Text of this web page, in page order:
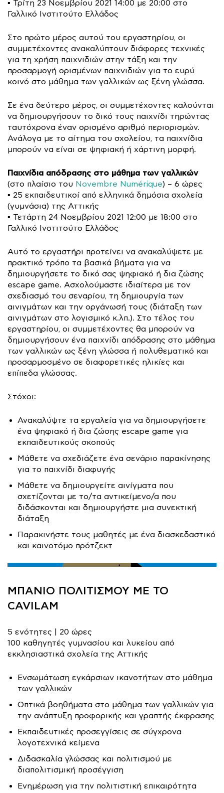
▪️ Τρίτη 23 Νοεμβρίου 2021 14:00 με 20:00 στο
Γαλλικό Ινστιτούτο Ελλάδος
Στο πρώτο μέρος αυτού του εργαστηρίου, οι
συμμετέχοντες ανακαλύπτουν διάφορες τεχνικές
για τη χρήση παιχνιδιών στην τάξη και την
προσαρμογή ορισμένων παιχνιδιών για το ευρύ
κοινό στο μάθημα των γαλλικών ως ξένη γλώσσα.
Σε ένα δεύτερο μέρος, οι συμμετέχοντες καλούνται
να δημιουργήσουν το δικό τους παιχνίδι τηρώντας
ταυτόχρονα έναν ορισμένο αριθμό περιορισμών.
Ανάλογα με το αίτημα του σχολείου, τα παιχνίδια
μπορούν να είναι σε ψηφιακή ή χάρτινη μορφή.
Παιχνίδια απόδρασης στο μάθημα των γαλλικών
(στο πλαίσιο του Novembre Numérique) – 6 ώρες
▪️ 25 εκπαιδευτικοί από ελληνικά δημόσια σχολεία
(γυμνάσια) της Αττικής
▪️ Τετάρτη 24 Νοεμβρίου 2021 12:00 με 18:00 στο
Γαλλικό Ινστιτούτο Ελλάδος
Αυτό το εργαστήρι προτείνει να ανακαλύψετε με
πρακτικό τρόπο τα βασικά βήματα για να
δημιουργήσετε το δικό σας ψηφιακό ή δια ζώσης
escape game. Ασχολούμαστε ιδιαίτερα με τον
σχεδιασμό του σεναρίου, τη δημιουργία των
αινιγμάτων και την οργάνωσή τους (διάταξη των
αινιγμάτων στο λογισμικό κ.λπ.). Στο τέλος του
εργαστηρίου, οι συμμετέχοντες θα μπορούν να
δημιουργήσουν ένα παιχνίδι απόδρασης στο μάθημα
των γαλλικών ως ξένη γλώσσα ή πολυθεματικό και
προσαρμοσμένο σε διαφορετικές ηλικίες και
επίπεδα γλώσσας.
Στόχοι:
Ανακαλύψτε τα εργαλεία για να δημιουργήσετε
ένα ψηφιακό ή δια ζώσης escape game για
εκπαιδευτικούς σκοπούς
Μάθετε να σχεδιάζετε ένα σενάριο παρακίνησης
για το παιχνίδι διαφυγής
Μάθετε να δημιουργείτε αινίγματα που
σχετίζονται με το/τα αντικείμενο/α που
διδάσκονται και δημιουργήστε μια συνεκτική
διάταξη
Παρακινήστε τους μαθητές με ένα διασκεδαστικό
και καινοτόμο πρότζεκτ
ΜΠΑΝΙΟ ΠΟΛΙΤΙΣΜΟΥ ΜΕ ΤΟ
CAVILAM
5 ενότητες | 20 ώρες
100 καθηγητές γυμνασίου και λυκείου από
εκκλησιαστικά σχολεία της Αττικής
Ενσωμάτωση εγκάρσιων ικανοτήτων στο μάθημα
των γαλλικών
Οπτικά βοηθήματα στο μάθημα των γαλλικών για
την ανάπτυξη προφορικής και γραπτής έκφρασης
Εκπαιδευτικές προσεγγίσεις σε σύγχρονα
λογοτεχνικά κείμενα
Διδασκαλία γλώσσας και πολιτισμού με
διαπολιτισμική προσέγγιση
Ενημέρωση για την πολιτιστική επικαιρότητα